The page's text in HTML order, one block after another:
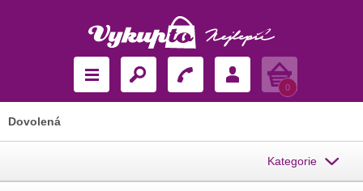
Košík
0
Dovolená
Kategorie